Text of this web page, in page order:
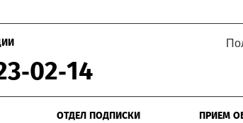
02-14
ОТДЕЛ ПОДПИСКИ ПРИЕМ